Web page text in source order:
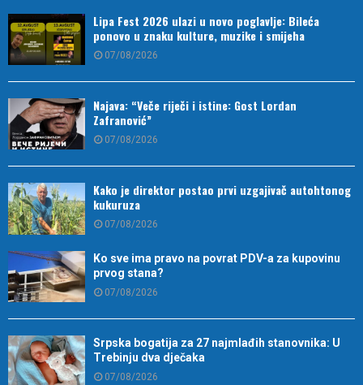
Lipa Fest 2026 ulazi u novo poglavlje: Bileća
ponovo u znaku kulture, muzike i smijeha
07/08/2026
Najava: “Veče riječi i istine: Gost Lordan
Zafranović”
07/08/2026
Kako je direktor postao prvi uzgajivač autohtonog
kukuruza
07/08/2026
Ko sve ima pravo na povrat PDV-a za kupovinu
prvog stana?
07/08/2026
Srpska bogatija za 27 najmlađih stanovnika: U
Trebinju dva dječaka
07/08/2026